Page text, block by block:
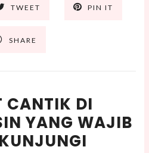
TWEET PIN IT
SHARE
CANTIK DI
YANG WAJIB